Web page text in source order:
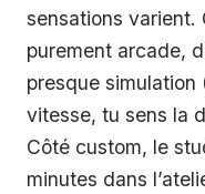
sensations varient.
purement arcade,
presque
vitesse, tu sens la
Côté custom, le
minutes dans